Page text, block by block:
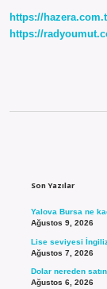
https://
https://
Son Yazılar
Yalova Bursa ne
Ağustos 9, 2026
Lise seviyesi
Ağustos 7, 2026
Dolar nereden
Ağustos 6, 2026